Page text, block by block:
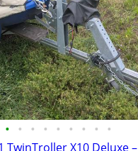
• • • • • • • • •